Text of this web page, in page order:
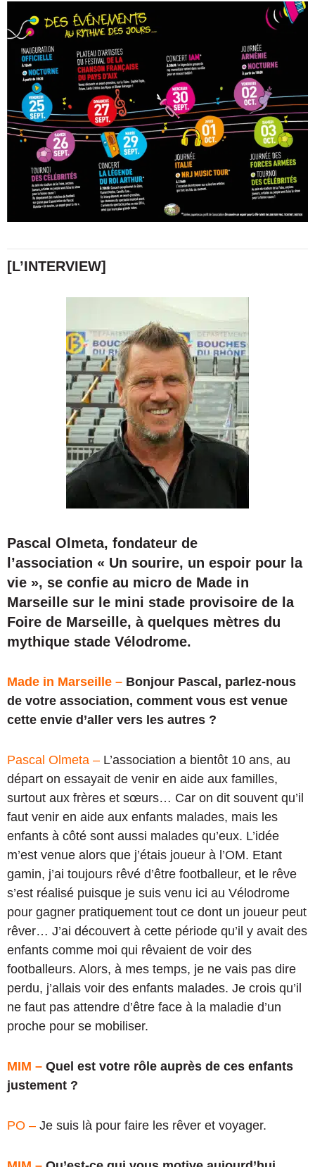
[L’INTERVIEW]
Pascal Olmeta, fondateur de
l’association « Un sourire, un espoir pour la
vie », se confie au micro de Made in
Marseille sur le mini stade provisoire de la
Foire de Marseille, à quelques mètres du
mythique stade Vélodrome.
Made in Marseille – Bonjour Pascal, parlez-nous
de votre association, comment vous est venue
cette envie d’aller vers les autres ?
Pascal Olmeta – L’association a bientôt 10 ans, au
départ on essayait de venir en aide aux familles,
surtout aux frères et sœurs… Car on dit souvent qu’il
faut venir en aide aux enfants malades, mais les
enfants à côté sont aussi malades qu’eux. L’idée
m’est venue alors que j’étais joueur à l’OM. Etant
gamin, j’ai toujours rêvé d’être footballeur, et le rêve
s’est réalisé puisque je suis venu ici au Vélodrome
pour gagner pratiquement tout ce dont un joueur peut
rêver… J’ai découvert à cette période qu’il y avait des
enfants comme moi qui rêvaient de voir des
footballeurs. Alors, à mes temps, je ne vais pas dire
perdu, j’allais voir des enfants malades. Je crois qu’il
ne faut pas attendre d’être face à la maladie d’un
proche pour se mobiliser.
MIM – Quel est votre rôle auprès de ces enfants
justement ?
PO – Je suis là pour faire les rêver et voyager.